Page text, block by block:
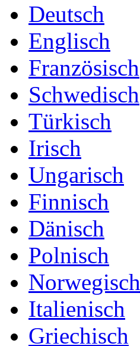
Deutsch
Englisch
Französisch
Schwedisch
Türkisch
Irisch
Ungarisch
Finnisch
Dänisch
Polnisch
Norwegisch
Italienisch
Griechisch